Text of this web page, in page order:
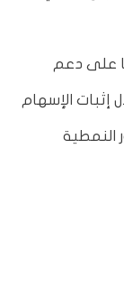
على دعم
إثبات الإسهام
النمطية